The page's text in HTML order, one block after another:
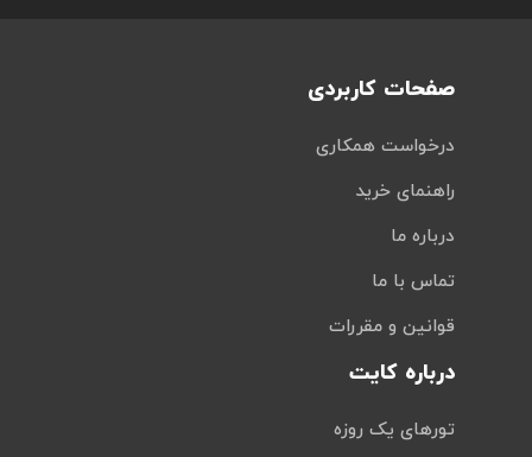
صفحات کاربردی
درخواست همکاری
راهنمای خرید
درباره ما
تماس با ما
قوانین و مقررات
درباره کایت
تورهای یک روزه